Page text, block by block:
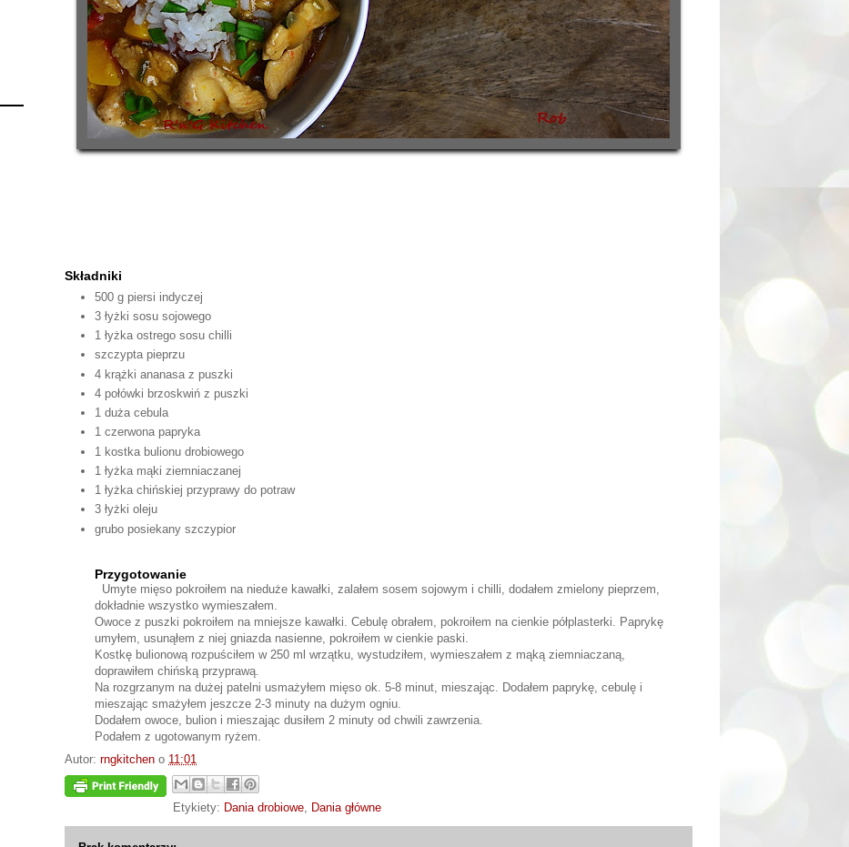
Składniki
500 g piersi indyczej
3 łyżki sosu sojowego
1 łyżka ostrego sosu chilli
szczypta pieprzu
4 krążki ananasa z puszki
4 połówki brzoskwiń z puszki
1 duża cebula
1 czerwona papryka
1 kostka bulionu drobiowego
1 łyżka mąki ziemniaczanej
1 łyżka chińskiej przyprawy do potraw
3 łyżki oleju
grubo posiekany szczypior
Przygotowanie
Umyte mięso pokroiłem na nieduże kawałki, zalałem sosem sojowym i chilli, dodałem zmielony pieprzem,
dokładnie wszystko wymieszałem.
Owoce z puszki pokroiłem na mniejsze kawałki. Cebulę obrałem, pokroiłem na cienkie półplasterki. Paprykę
umyłem, usunąłem z niej gniazda nasienne, pokroiłem w cienkie paski.
Kostkę bulionową rozpuściłem w 250 ml wrzątku, wystudziłem, wymieszałem z mąką ziemniaczaną,
doprawiłem chińską przyprawą.
Na rozgrzanym na dużej patelni usmażyłem mięso ok. 5-8 minut, mieszając. Dodałem paprykę, cebulę i
mieszając smażyłem jeszcze 2-3 minuty na dużym ogniu.
Dodałem owoce, bulion i mieszając dusiłem 2 minuty od chwili zawrzenia.
Podałem z ugotowanym ryżem.
Autor: rngkitchen o 11:01
Etykiety: Dania drobiowe, Dania główne